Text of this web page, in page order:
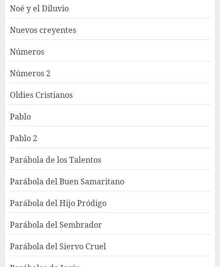
Noé y el Diluvio
Nuevos creyentes
Números
Números 2
Oldies Cristianos
Pablo
Pablo 2
Parábola de los Talentos
Parábola del Buen Samaritano
Parábola del Hijo Pródigo
Parábola del Sembrador
Parábola del Siervo Cruel